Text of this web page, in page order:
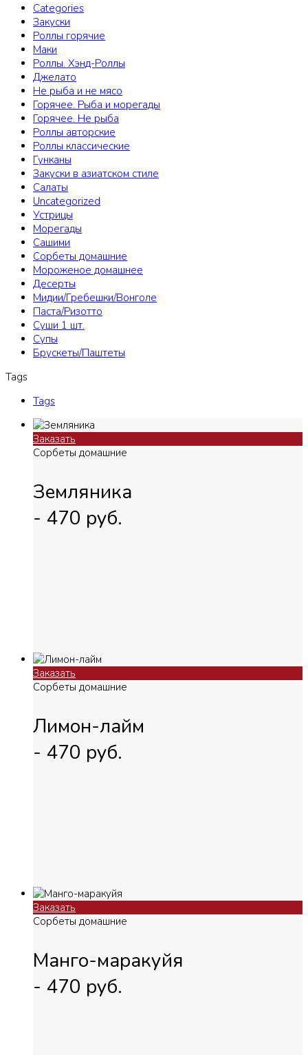
Categories
Закуски
Роллы горячие
Маки
Роллы. Хэнд-Роллы
Джелато
Не рыба и не мясо
Горячее. Рыба и морегады
Горячее. Не рыба
Роллы авторские
Роллы классические
Гунканы
Закуски в азиатском стиле
Салаты
Uncategorized
Устрицы
Морегады
Сашими
Сорбеты домашние
Мороженое домашнее
Десерты
Мидии/Гребешки/Вонголе
Паста/Ризотто
Суши 1 шт.
Супы
Брускеты/Паштеты
Tags
Tags
Заказать
Сорбеты домашние
Земляника
- 470 руб.
Заказать
Сорбеты домашние
Лимон-лайм
- 470 руб.
Заказать
Сорбеты домашние
Манго-маракуйя
- 470 руб.